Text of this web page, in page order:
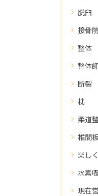
脱臼
接骨
整体
整体
断裂
枕
柔道
椎間
楽しく
水素
現在